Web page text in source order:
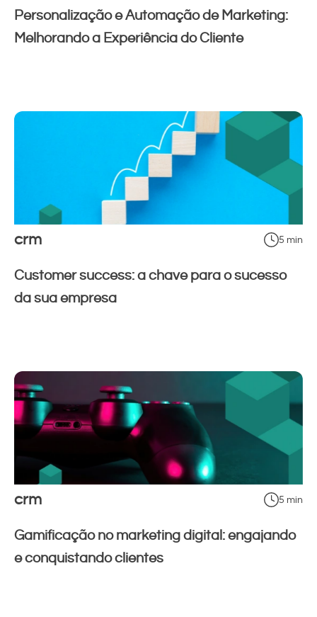
Personalização e Automação de Marketing:
Melhorando a Experiência do Cliente
crm 5 min
Customer success: a chave para o sucesso
da sua empresa
crm 5 min
Gamificação no marketing digital: engajando
e conquistando clientes